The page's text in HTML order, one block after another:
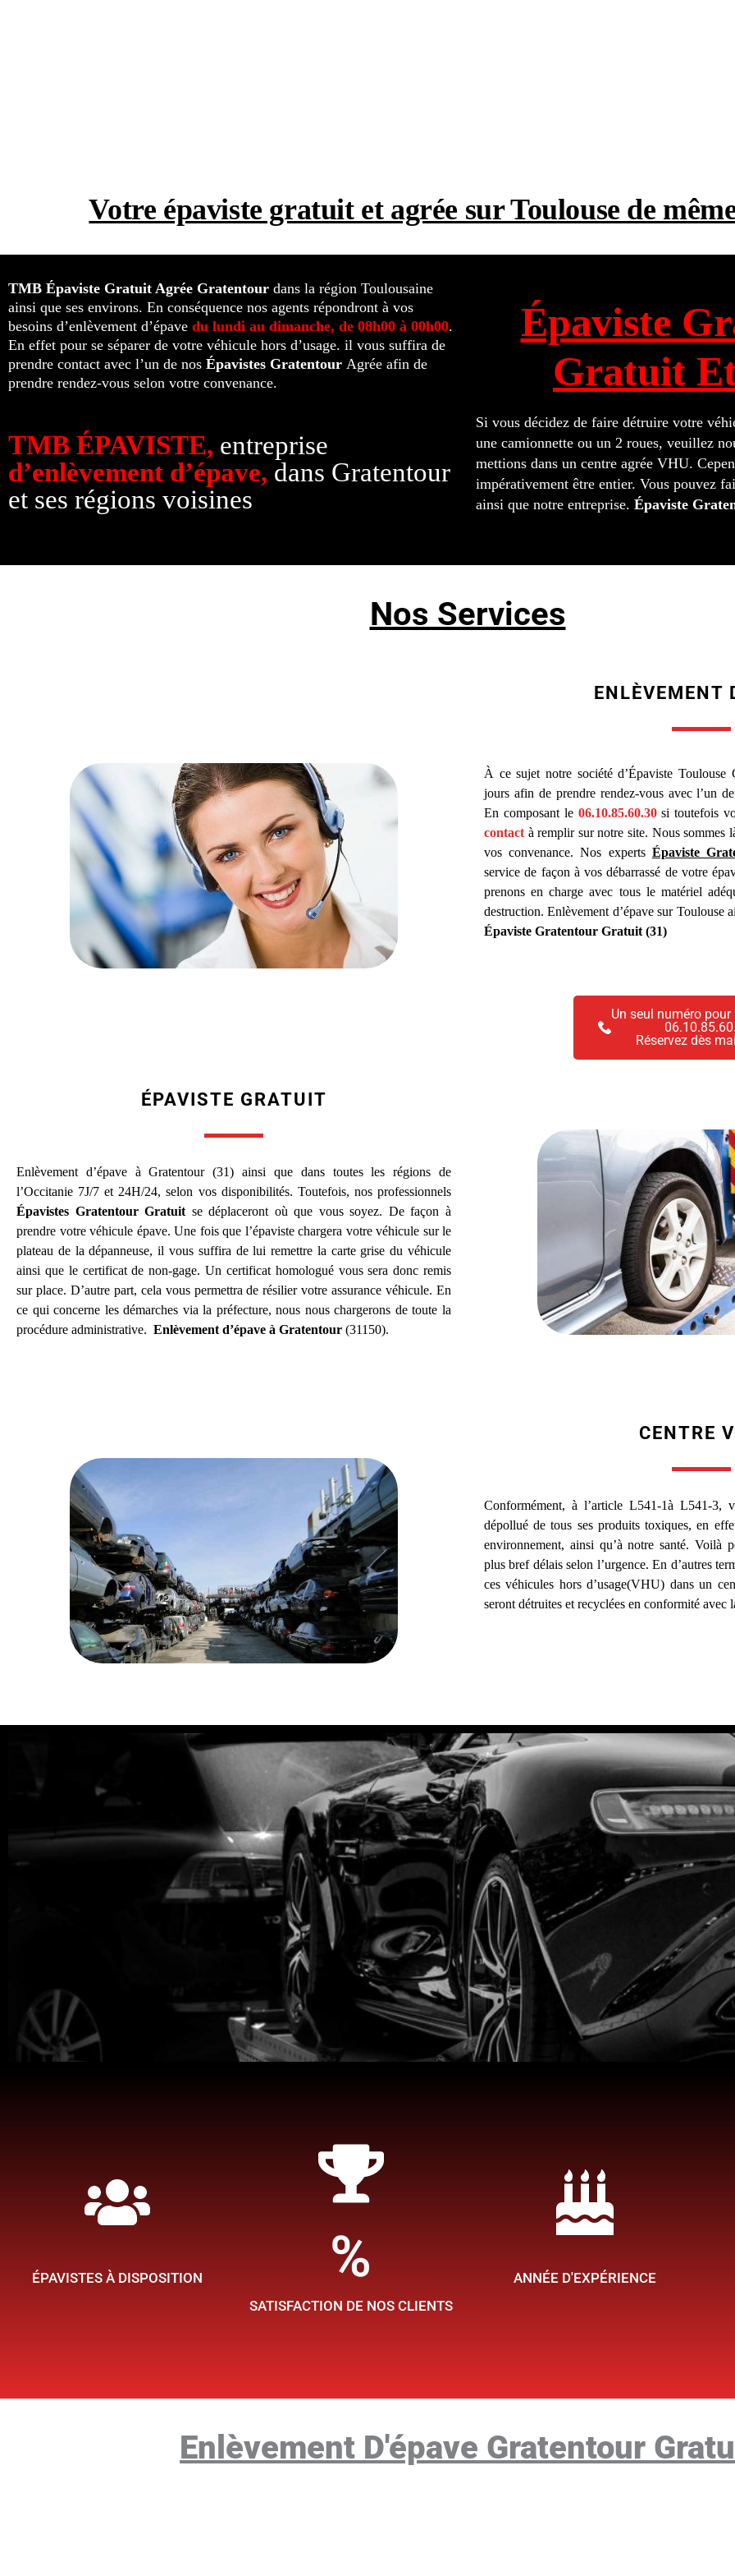
Votre épaviste gratuit et agrée sur Toulouse de
TMB Épaviste Gratuit Agrée Gratentour dans la région Toulousaine
ainsi que ses environs. En conséquence nos agents répondront à vos
besoins d’enlèvement d’épave du lundi au dimanche, de 08h00 à 00h00.
En effet pour se séparer de votre véhicule hors d’usage. il vous suffira de
prendre contact avec l’un de nos Épavistes Gratentour Agrée afin de
prendre rendez-vous selon votre convenance.
TMB ÉPAVISTE, entreprise
d’enlèvement d’épave, dans Gratentour
et ses régions voisines
Épaviste
Gratuit
Si vous décidez de faire détruire votre
une camionnette ou un 2 roues, veuillez
mettions dans un centre agrée VHU.
impérativement être entier. Vous pouvez
ainsi que notre entreprise. Épaviste
Nos Services
ENLÈVEMENT
À ce sujet notre société d’Épaviste
jours afin de prendre rendez-vous avec l’un
En composant le 06.10.85.60.30si toutefois
contact à remplir sur notre site. Nous sommes
vos convenance. Nos experts Épaviste
service de façon à vos débarrassé de votre
prenons en charge avec tous le matériel
destruction. Enlèvement d’épave sur Toulouse
Épaviste Gratentour Gratuit (31)
Un seul numéro
Réservez dès
ÉPAVISTE GRATUIT
Enlèvement d’épave à Gratentour (31) ainsi que dans toutes les régions de
l’Occitanie 7J/7 et 24H/24, selon vos disponibilités. Toutefois, nos professionnels
Épavistes Gratentour Gratuit se déplaceront où que vous soyez. De façon à
prendre votre véhicule épave. Une fois que l’épaviste chargera votre véhicule sur le
plateau de la dépanneuse, il vous suffira de lui remettre la carte grise du véhicule
ainsi que le certificat de non-gage. Un certificat homologué vous sera donc remis
sur place. D’autre part, cela vous permettra de résilier votre assurance véhicule. En
ce qui concerne les démarches via la préfecture, nous nous chargerons de toute la
procédure administrative. Enlèvement d’épave à Gratentour (31150).
CENTRE
Conformément, à l’article L541-1à L541-3,
dépollué de tous ses produits toxiques, en
environnement, ainsi qu’à notre santé. Voilà
plus bref délais selon l’urgence. En d’autres
ces véhicules hors d’usage(VHU) dans un
seront détruites et recyclées en conformité avec
Chez TMB épaviste, ce qui compte pour nous c'est de faire en sorte que votre
l'enlèvement et du rachat de votre voiture épave soit aussi simple que possible
puissiez obtenir rapidement la tranquillité d'esprit.
Contactez nous
ÉPAVISTES À DISPOSITION
SATISFACTION DE NOS CLIENTS
% ANNÉE D'EXPÉRIENCE
Enlèvement D'épave Gratentour